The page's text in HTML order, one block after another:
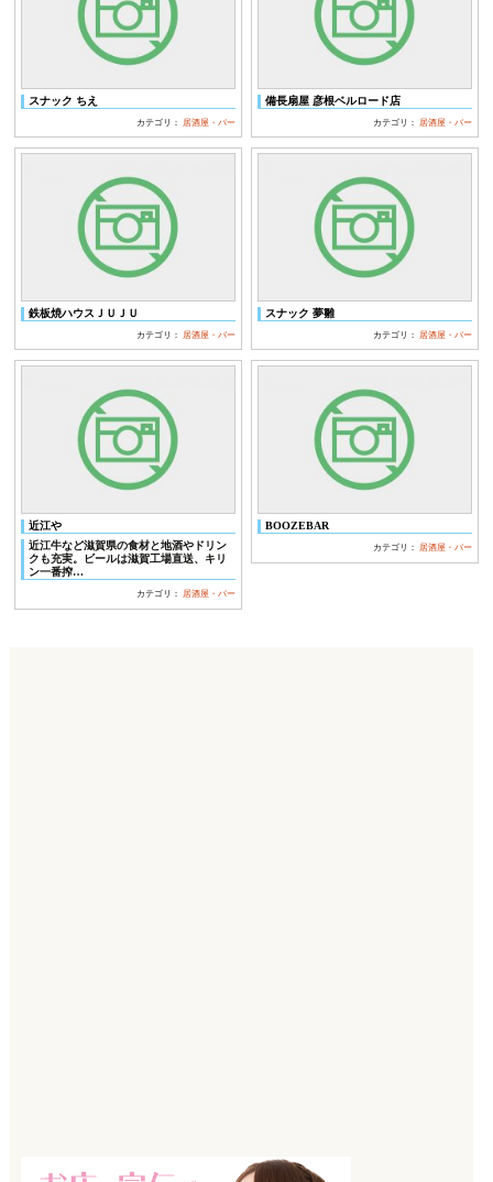
スナック ちえ
カテゴリ： 居酒屋・バー
備長扇屋 彦根ベルロード店
カテゴリ： 居酒屋・バー
鉄板焼ハウスＪＵＪＵ
カテゴリ： 居酒屋・バー
スナック 夢雛
カテゴリ： 居酒屋・バー
近江や
近江牛など滋賀県の食材と地酒やドリン
クも充実。ビールは滋賀工場直送、キリ
ン一番搾…
カテゴリ： 居酒屋・バー
BOOZEBAR
カテゴリ： 居酒屋・バー